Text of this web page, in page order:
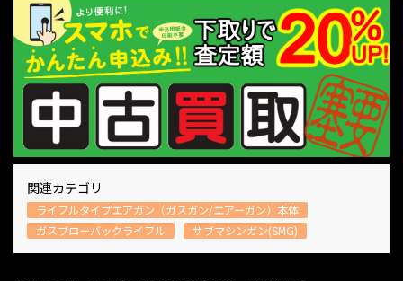
関連カテゴリ
ライフルタイプエアガン（ガスガン/エアーガン）本体
ガスブローバックライフル
サブマシンガン(SMG)